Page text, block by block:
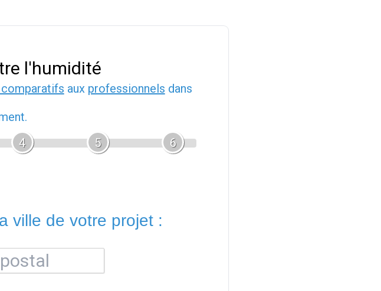
l'humidité
aux professionnels dans
4 5 6
ville de votre projet :